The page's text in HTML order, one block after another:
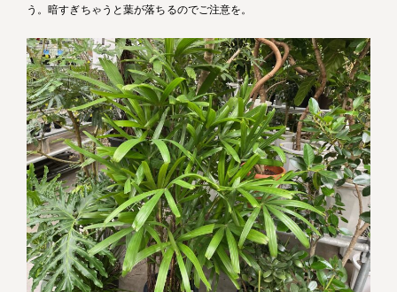
う。暗すぎちゃうと葉が落ちるのでご注意を。